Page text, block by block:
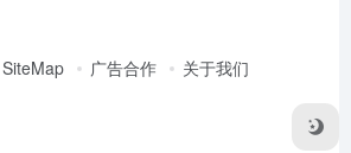
SiteMap 广告合作 关于我们